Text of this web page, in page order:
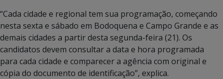
“Cada cidade e regional tem sua programação, começando
nesta sexta e sábado em Bodoquena e Campo Grande e as
demais cidades a partir desta segunda-feira (21). Os
candidatos devem consultar a data e hora programada
para cada cidade e comparecer a agência com original e
cópia do documento de identificação”, explica.